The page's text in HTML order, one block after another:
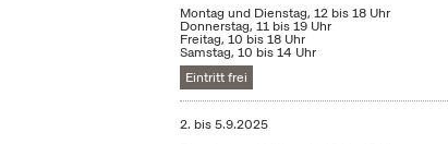
Montag und Dienstag, 12 bis 18 Uhr
Donnerstag, 11 bis 19 Uhr
Freitag, 10 bis 18 Uhr
Samstag, 10 bis 14 Uhr
Eintritt frei
2. bis5.9.2025